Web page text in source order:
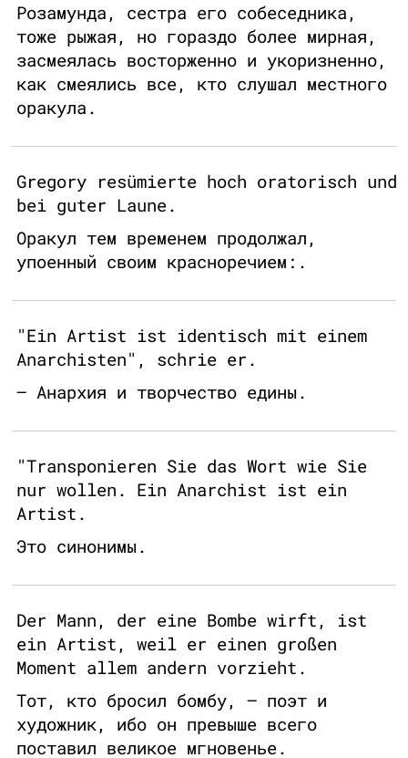
Розамунда, сестра его собеседника,
тоже рыжая, но гораздо более мирная,
засмеялась восторженно и укоризненно,
как смеялись все, кто слушал местного
оракула.
Gregory resümierte hoch oratorisch und
bei guter Laune.
Оракул тем временем продолжал,
упоенный своим красноречием:.
"Ein Artist ist identisch mit einem
Anarchisten", schrie er.
– Анархия и творчество едины.
"Transponieren Sie das Wort wie Sie
nur wollen. Ein Anarchist ist ein
Artist.
Это синонимы.
Der Mann, der eine Bombe wirft, ist
ein Artist, weil er einen großen
Moment allem andern vorzieht.
Тот, кто бросил бомбу, – поэт и
художник, ибо он превыше всего
поставил великое мгновенье.